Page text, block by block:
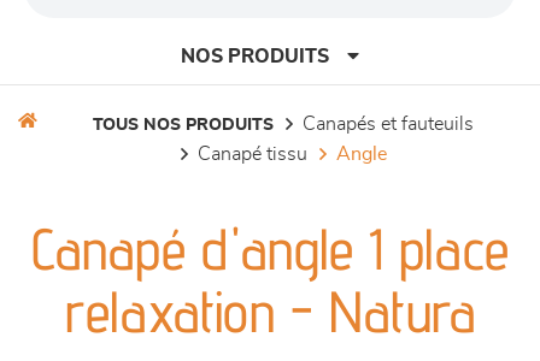
NOS PRODUITS
séjours
meubles de complément
TOUS NOS PRODUITS
canapés et fauteuils
canapé tissu
angle
Canapé d'angle 1 place
relaxation - Natura